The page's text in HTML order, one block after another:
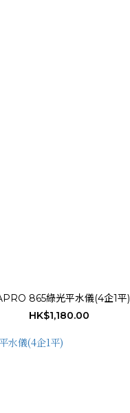
865綠光平水儀(4企1平)
HK$1,180.00